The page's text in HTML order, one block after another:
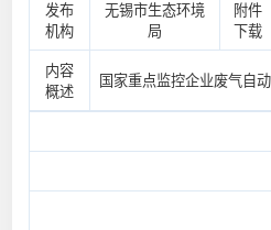
发布
机构
无锡市生态环境
局
附件
下载
内容
概述
国家重点监控企业废气自